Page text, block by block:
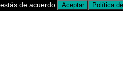
estás de acuerdo.
Aceptar Política